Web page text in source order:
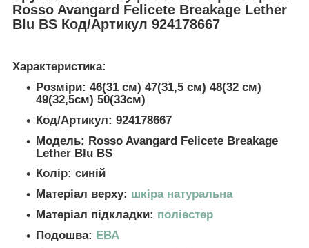
Rosso Avangard Felicete Breakage Lether
Blu BS Код/Артикул 924178667
Характеристика:
Розміри: 46(31 см) 47(31,5 см) 48(32 см)
49(32,5см) 50(33см)
Код/Артикул: 924178667
Модель: Rosso Avangard Felicete Breakage
Lether Blu BS
Колір: синій
Матеріал верху: шкіра натуральна
Матеріал підкладки: поліестер
Подошва: ЕВА